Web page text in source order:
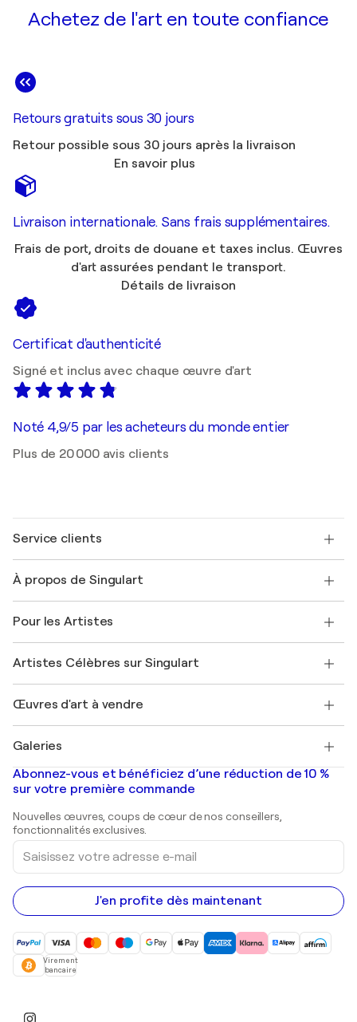
Achetez de l'art en toute confiance
Retours gratuits sous 30 jours
Retour possible sous 30 jours après la livraison
En savoir plus
Livraison internationale. Sans frais supplémentaires.
Frais de port, droits de douane et taxes inclus. Œuvres
d'art assurées pendant le transport.
Détails de livraison
Certificat d'authenticité
Signé et inclus avec chaque œuvre d'art
Noté 4,9/5 par les acheteurs du monde entier
Plus de 20 000 avis clients
Service clients
Expédition
Offrir une carte cadeau
Rejoignez notre programme commercial
Mon compte
+33 1 76 44 06 42
À propos de Singulart
FAQ
Magazine Singulart
Emplois
Découvrez une sélection d'art original
Pour les Artistes
Se connecter en tant qu'Artiste
Artistes Célèbres sur Singulart
Marc Chagall
Banksy
Mr. Brainwash
Shepard Fairey
Œuvres d'art à vendre
Tableaux abstraits à vendre
Peintures de paysage
Estampes
Peintures acryliques
Galeries
Galeries d'art en France
Galeries d'art en Belgique
Abonnez-vous et bénéficiez d’une réduction de 10 %
sur votre première commande
Nouvelles œuvres, coups de cœur de nos conseillers,
fonctionnalités exclusives.
Saisissez
votre
adresse
e-
mail
J'en profite dès maintenant
Virement
bancaire